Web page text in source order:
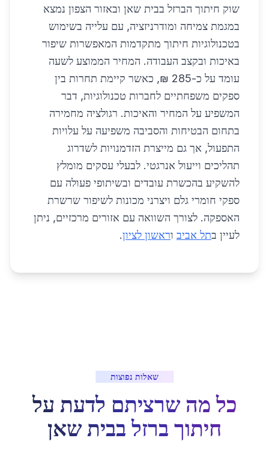
שוק חיתוך הברזל בבית שאן ובאזור הצפון נמצא
במגמת צמיחה ומודרניזציה, עם עלייה בשימוש
בטכנולוגיות חיתוך מתקדמות המאפשרות שיפור
באיכות ובקצב העבודה. המחיר הממוצע לשעה
עומד על כ-285 ₪, כאשר קיימת תחרות בין
ספקים משפחתיים לחברות טכנולוגיות, דבר
המשפיע על המחיר והאיכות. רגולציה מחמירה
בתחום הבטיחות והסביבה משפיעה על עלויות
התפעול, אך גם מייצרת הזדמנויות לשדרוג
תהליכים וייעול אנרגטי. לבעלי עסקים מומלץ
להשקיע בהכשרת עובדים ובשיתופי פעולה עם
ספקי חומרי גלם ויצרני מכונות לשיפור שרשרת
האספקה. לצורך השוואה עם אזורים מרכזיים, ניתן
לעיין בתל אביב וראשון לציון.
שאלות נפוצות
כל מה שרציתם לדעת על
חיתוך ברזלבבית שאן